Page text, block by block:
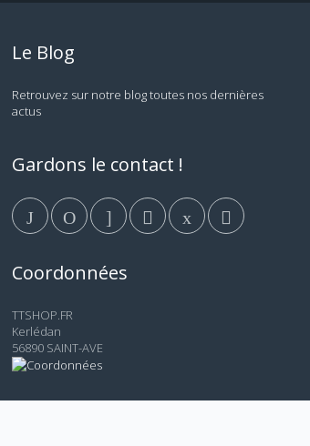
Le Blog
Retrouvez sur notre blog toutes nos dernières
actus
Gardons le contact !
Coordonnées
TTSHOP.FR
Kerlédan
56890 SAINT-AVE